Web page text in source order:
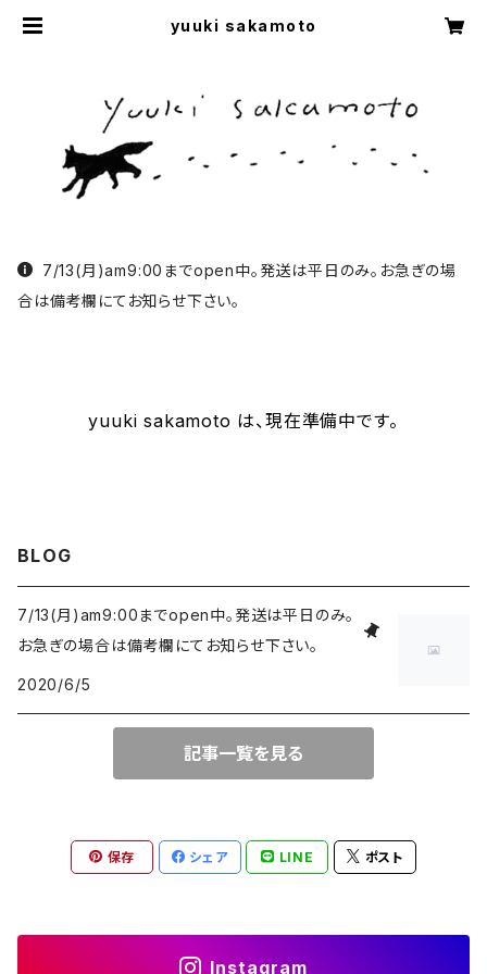
yuuki sakamoto
7/13(月)am9:00までopen中。発送は平日のみ。お急ぎの場
合は備考欄にてお知らせ下さい。
yuuki sakamoto は、現在準備中です。
BLOG
7/13(月)am9:00までopen中。発送は平日のみ。
お急ぎの場合は備考欄にてお知らせ下さい。
2020/6/5
記事一覧を見る
保存 シェア LINE ポスト
Instagram